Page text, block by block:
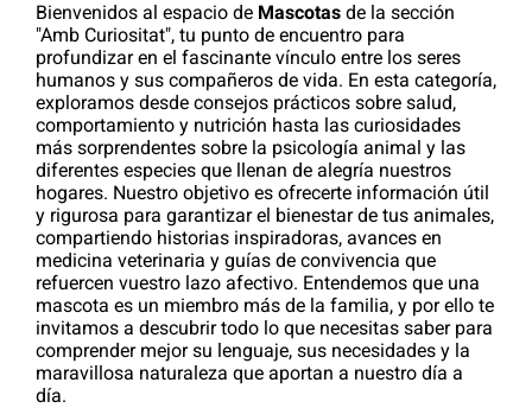
Bienvenidos al espacio de Mascotas de la sección
"Amb Curiositat", tu punto de encuentro para
profundizar en el fascinante vínculo entre los seres
humanos y sus compañeros de vida. En esta categoría,
exploramos desde consejos prácticos sobre salud,
comportamiento y nutrición hasta las curiosidades
más sorprendentes sobre la psicología animal y las
diferentes especies que llenan de alegría nuestros
hogares. Nuestro objetivo es ofrecerte información útil
y rigurosa para garantizar el bienestar de tus animales,
compartiendo historias inspiradoras, avances en
medicina veterinaria y guías de convivencia que
refuercen vuestro lazo afectivo. Entendemos que una
mascota es un miembro más de la familia, y por ello te
invitamos a descubrir todo lo que necesitas saber para
comprender mejor su lenguaje, sus necesidades y la
maravillosa naturaleza que aportan a nuestro día a
día.